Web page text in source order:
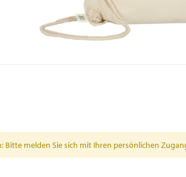
Bitte melden Sie sich mit Ihren persönlichen